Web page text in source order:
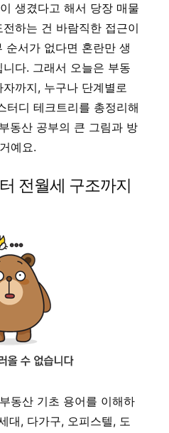
생겼다고 해서 당장 매물
하는 건 바람직한 접근이
순서가 없다면 혼란만 생
다. 그래서 오늘은 부동
까지, 누구나 단계별로
터디 테크트리를 총정리해
동산 공부의 큰 그림과 방
예요.
전월세 구조까지
동산 기초 용어를 이해하
대, 다가구, 오피스텔, 도